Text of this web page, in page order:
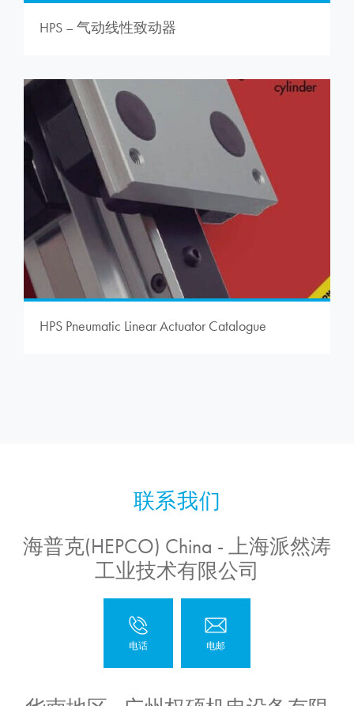
HPS – 气动线性致动器
HPS Pneumatic Linear Actuator Catalogue
海普克(HEPCO) China - 上海派然涛
工业技术有限公司